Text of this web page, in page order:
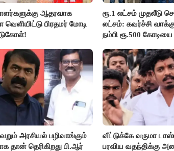
ஆதரவாக
வெளியிட்டு பிரதமர் மோடி
ரூ.1 லட்சம் முதலீடு
லட்சம்: கவர்ச்சி
நம்பி ரூ.500
அரசியல் பழிவாங்கும்
தான் தெரிகிறது பி.ஆர்
வீட்டுக்கே வருமா
பரவிய வதந்திக்கு